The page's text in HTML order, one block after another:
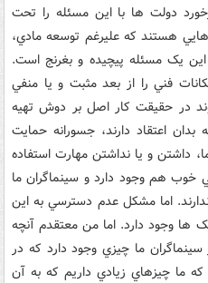
دولت ها با اين مسئله را تحت
هستند که عليرغم توسعه مادي،
اين يک مسئله پيچيده و بغرنج است.
فني را از بعد مثبت و يا منفي
در حقيقت کار اصل بر دوش تهيه
اعتقاد دارند، جسورانه حمايت
داشتن و يا نداشتن مهارت استفاده
خوب هم وجود دارد و سينماگران ما
اما مشکل عدم دسترسي به اين
ها وجود دارد. اما من معتقدم آنچه
ما چيزي وجود دارد که در
ما چيزهاي زيادي داريم که به آن